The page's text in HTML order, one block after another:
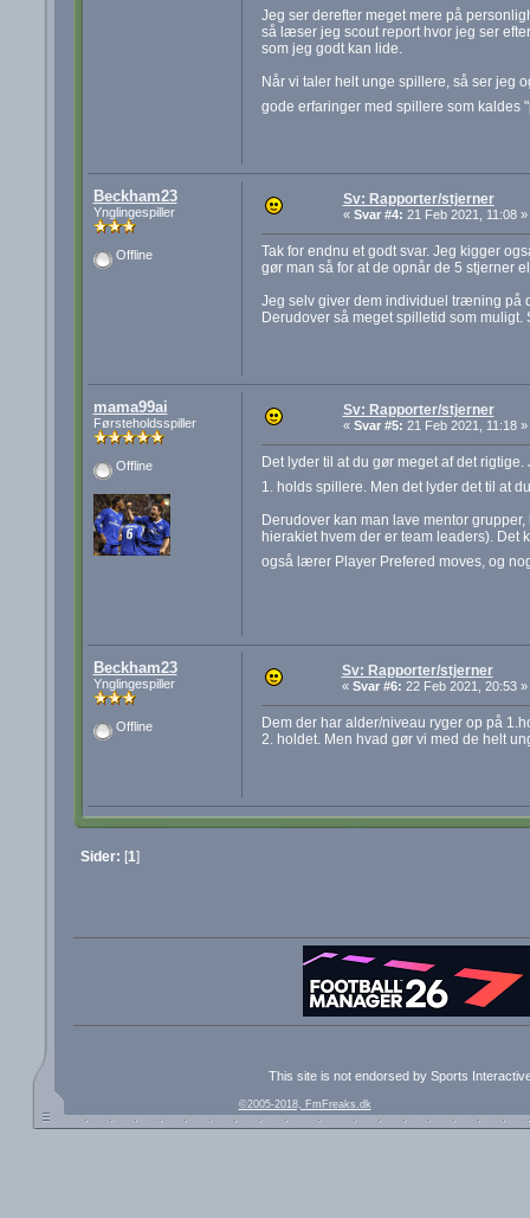
Jeg ser derefter meget mere på
så læser jeg scout report hvor jeg ser
som jeg godt kan lide.
Når vi taler helt unge spillere, så ser jeg
gode erfaringer med spillere som
Beckham23
Ynglingespiller
Offline
Sv: Rapporter/stjerner
« Svar #4: 21 Feb 2021, 11:08 »
Tak for endnu et godt svar. Jeg kigger
gør man så for at de opnår de 5 stjerner
Jeg selv giver dem individuel træning på
Derudover så meget spilletid som muligt.
mama99ai
Førsteholdsspiller
Offline
Sv: Rapporter/stjerner
« Svar #5: 21 Feb 2021, 11:18 »
Det lyder til at du gør meget af det
1. holds spillere. Men det lyder det til at
Derudover kan man lave mentor
hierakiet hvem der er team leaders). Det
også lærer Player Prefered moves, og
Beckham23
Ynglingespiller
Offline
Sv: Rapporter/stjerner
« Svar #6: 22 Feb 2021, 20:53 »
Dem der har alder/niveau ryger op på
2. holdet. Men hvad gør vi med de helt
Sider: [1]
This site is not endorsed by Sports
©2005-2018, FmFreaks.dk